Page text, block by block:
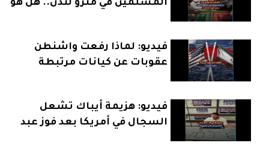
المسلمين في مترو لندن.. هل هو
فيديو: لماذا رفعت واشنطن
عقوبات عن كيانات مرتبطة
فيديو: هزيمة أيباك تشعل
السجال في أمريكا بعد فوز عبد